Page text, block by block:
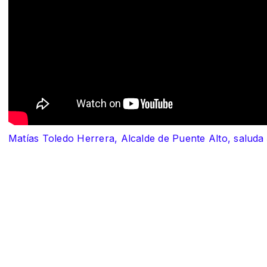
Matías Toledo Herrera, Alcalde de Puente Alto, saluda